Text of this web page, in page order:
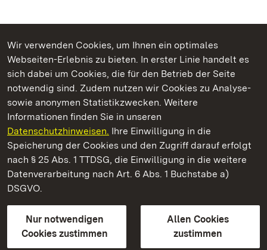
Wir verwenden Cookies, um Ihnen ein optimales
Webseiten-Erlebnis zu bieten. In erster Linie handelt es
sich dabei um Cookies, die für den Betrieb der Seite
notwendig sind. Zudem nutzen wir Cookies zu Analyse-
sowie anonymen Statistikzwecken. Weitere
Informationen finden Sie in unseren
Datenschutzhinweisen. Ihre Einwilligung in die
Speicherung der Cookies und den Zugriff darauf erfolgt
nach § 25 Abs. 1 TTDSG, die Einwilligung in die weitere
Datenverarbeitung nach Art. 6 Abs. 1 Buchstabe a)
DSGVO.
Nur notwendigen
Cookies zustimmen
Allen Cookies
zustimmen
Kommen. Staunen. Genießen.
Schloss Heidelberg
Staatliche Schlösser und Gärten Baden-Württemberg
Kontakt
GebärdenspracheLeichte Sprache
Erklärung zur Barrierefreiheit
BITV-konform (geprüfte Seiten)